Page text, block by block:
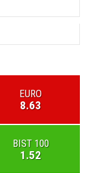
EURO
8.63
BIST 100
1.52